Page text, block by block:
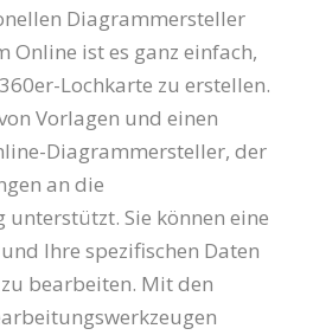
Diagrammersteller
Online ist es ganz einfach,
Lochkarte zu erstellen.
Vorlagen und einen
Diagrammersteller, der
an die
Sie können eine
Ihre spezifischen Daten
bearbeiten. Mit den